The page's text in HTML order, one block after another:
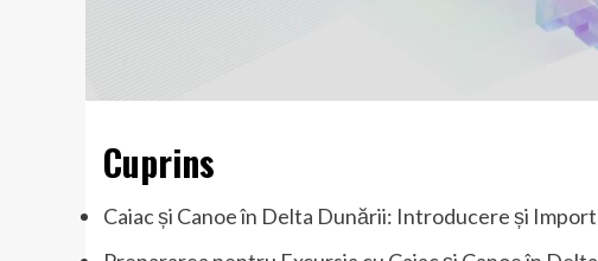
Cuprins
Caiac și Canoe în Delta Dunării: Introducere și